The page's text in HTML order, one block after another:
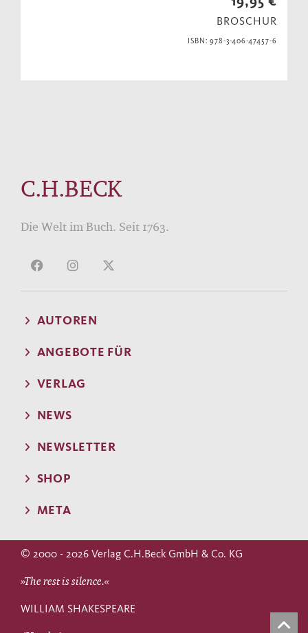
BROSCHUR
ISBN: 978-3-406-47457-6
C.H.BECK
Die Welt im Buch. Seit 1763.
AUTOREN
ANGEBOTE FÜR
VERLAG
NEWS
NEWSLETTER
SHOP
META
© 2000 - 2026 Verlag C.H.Beck GmbH & Co. KG
»The rest is silence.«
WILLIAM SHAKESPEARE